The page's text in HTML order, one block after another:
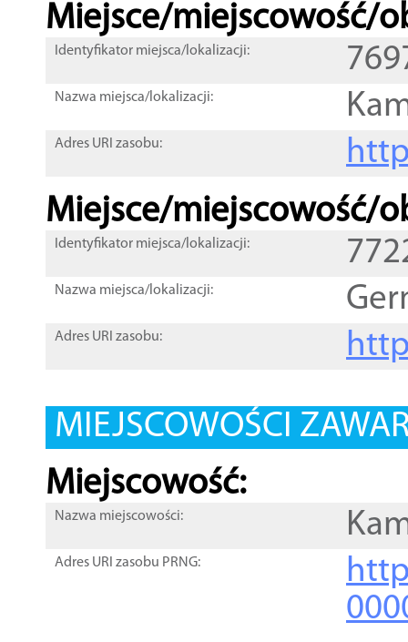
Miejsce/miejscowość/
Identyfikator miejsca/lokalizacji:
Nazwa miejsca/lokalizacji:
Adres URI zasobu:
Miejsce/miejscowość/
Identyfikator miejsca/lokalizacji:
Nazwa miejsca/lokalizacji:
Adres URI zasobu:
MIEJSCOWOŚCI
Miejscowość:
Nazwa miejscowości:
Adres URI zasobu PRNG: